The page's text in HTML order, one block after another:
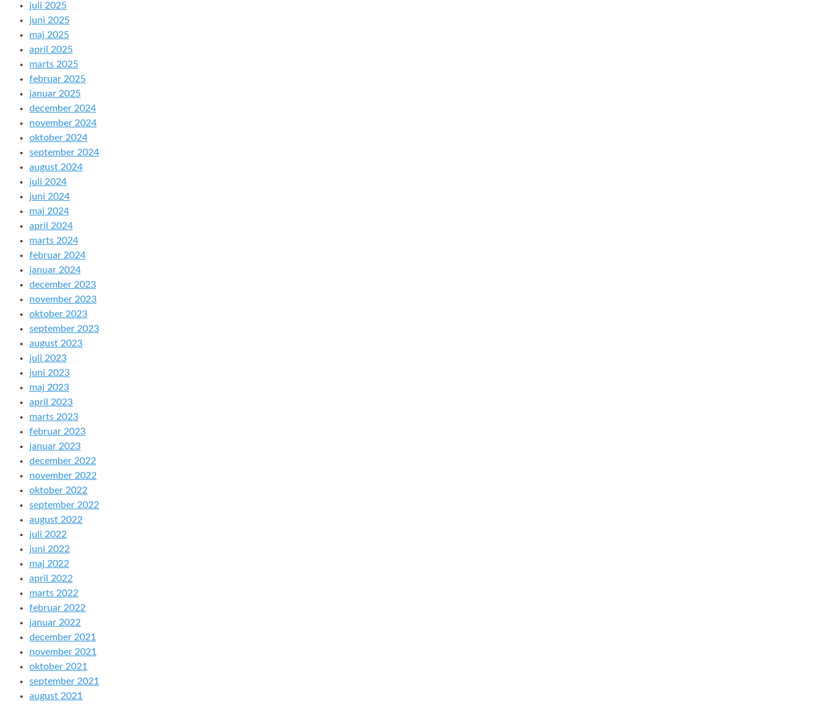
juli 2025
juni 2025
maj 2025
april 2025
marts 2025
februar 2025
januar 2025
december 2024
november 2024
oktober 2024
september 2024
august 2024
juli 2024
juni 2024
maj 2024
april 2024
marts 2024
februar 2024
januar 2024
december 2023
november 2023
oktober 2023
september 2023
august 2023
juli 2023
juni 2023
maj 2023
april 2023
marts 2023
februar 2023
januar 2023
december 2022
november 2022
oktober 2022
september 2022
august 2022
juli 2022
juni 2022
maj 2022
april 2022
marts 2022
februar 2022
januar 2022
december 2021
november 2021
oktober 2021
september 2021
august 2021